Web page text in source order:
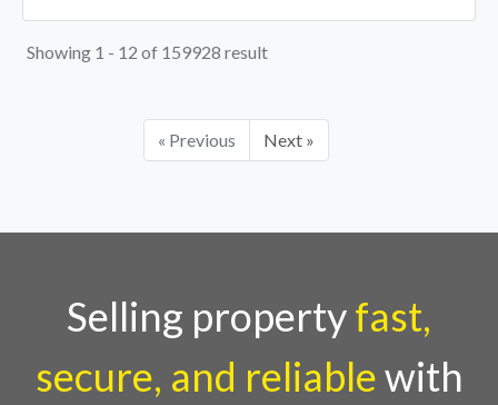
Showing 1 - 12 of 159928 result
« Previous Next »
Selling propertyfast,
secure, and reliablewith